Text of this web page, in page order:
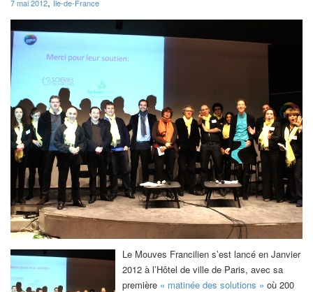
7 mai 2012 Ile-de-France
Le Mouves Francilien s’est lancé en Janvier
2012 à l’Hôtel de ville de Paris, avec sa
première « matinée des solutions » où 200